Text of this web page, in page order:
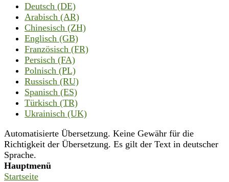
Deutsch (DE)
Arabisch (AR)
Chinesisch (ZH)
Englisch (GB)
Französisch (FR)
Persisch (FA)
Polnisch (PL)
Russisch (RU)
Spanisch (ES)
Türkisch (TR)
Ukrainisch (UK)
Automatisierte Übersetzung. Keine Gewähr für die
Richtigkeit der Übersetzung. Es gilt der Text in deutscher
Sprache.
Hauptmenü
Startseite